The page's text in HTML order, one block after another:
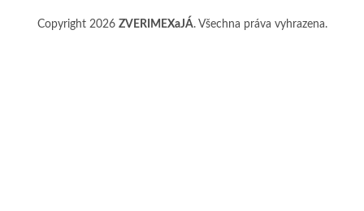
Copyright 2026 ZVERIMEXaJÁ. Všechna práva vyhrazena.